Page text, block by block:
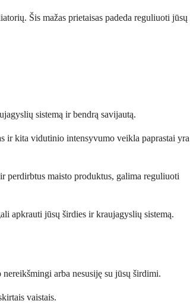
Šis mažas prietaisas padeda reguliuoti jūsų
sistemą ir bendrą savijautą.
ir kita vidutinio intensyvumo veikla paprastai yra
perdirbtus maisto produktus, galima reguliuoti
apkrauti jūsų širdies ir kraujagyslių sistemą.
arba nesusiję su jūsų širdimi.
vaistais.